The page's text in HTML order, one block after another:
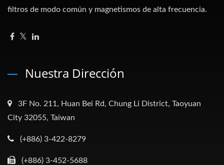
filtros de modo común y magnetismos de alta frecuencia.
Nuestra Dirección
3F No. 211, Huan Bei Rd, Chung Li District, Taoyuan
City 32055, Taiwan
(+886) 3-422-8279
(+886) 3-452-5688